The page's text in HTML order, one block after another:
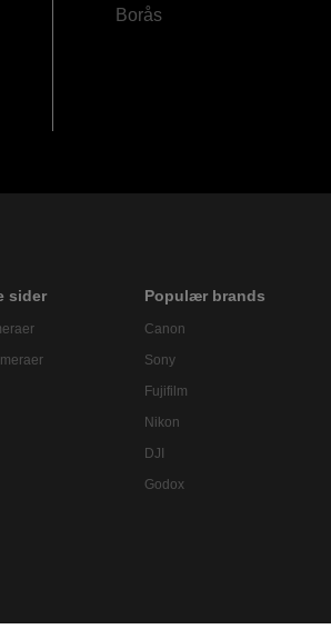
Borås
sider Populær brands
Canon
Sony
Fujifilm
Nikon
DJI
Godox